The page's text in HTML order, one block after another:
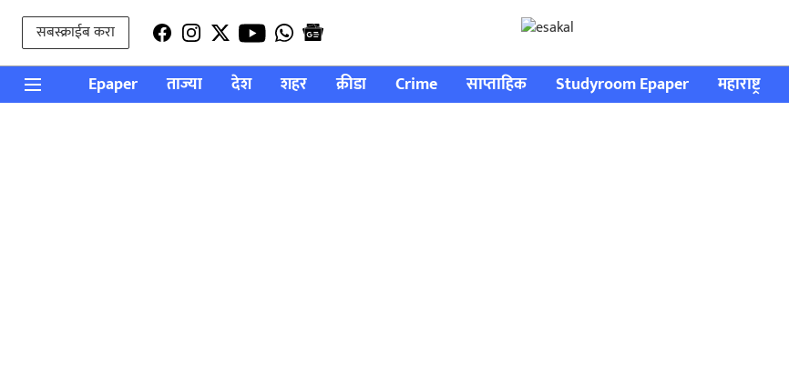
सबस्क्राईब करा
Epaper ताज्या देश शहर क्रीडा Crime साप्ताहिक Studyroom Epaper महाराष्ट्र